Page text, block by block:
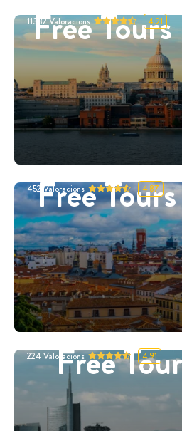
Free
11332Valoracions 4.91
Free
452 Valoracions 4.87
Free
224 Valoracions 4.91